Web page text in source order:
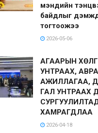
мэндийн
байдлыг
тогтоожээ
2026-05-06
АГААРЫН
УНТРААХ,
АЖИЛЛАГАА,
ГАЛ УНТРААХ
ХАМРАГДЛАА
2026-04-18